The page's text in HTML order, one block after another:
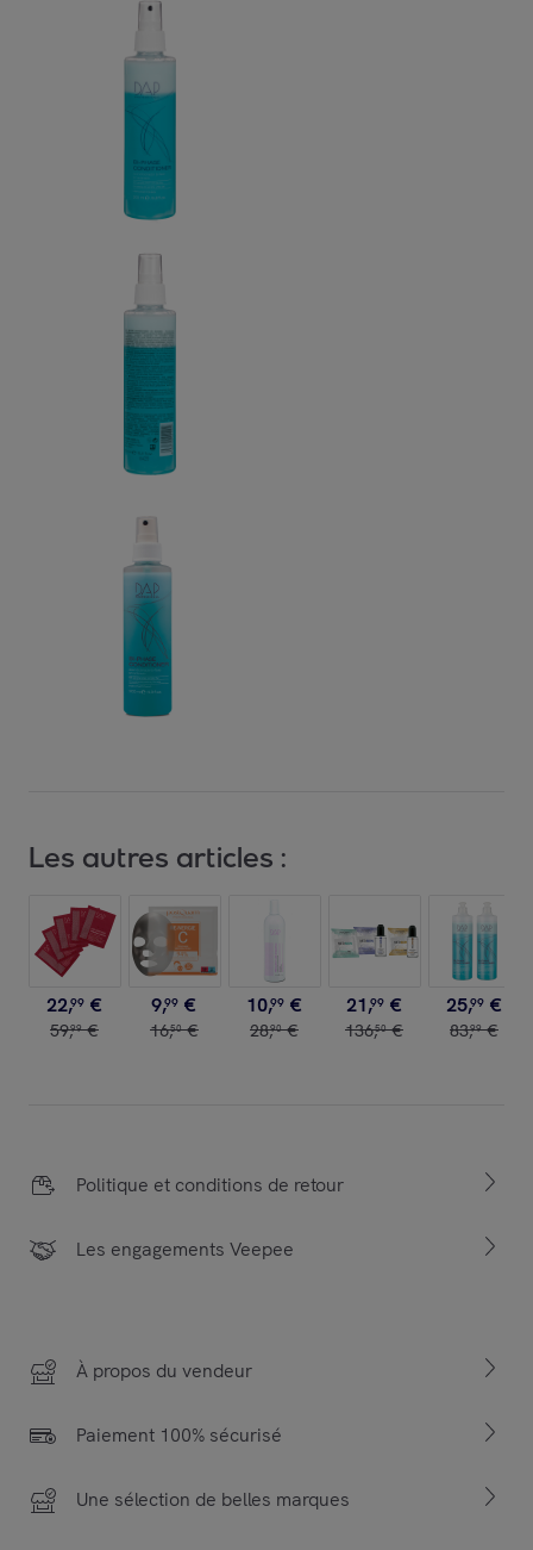
Les autres articles :
22,99 €
59,99 €
9,99 €
16,50 €
10,99 €
28,90 €
21,99 €
136,50 €
25,99 €
83,99 €
Politique et conditions de retour
Les engagements Veepee
À propos du vendeur
Paiement 100% sécurisé
Une sélection de belles marques